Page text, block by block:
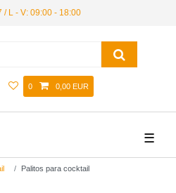
L - V: 09:00 - 18:00
0 0,00 EUR
☰
Palitos para cocktail